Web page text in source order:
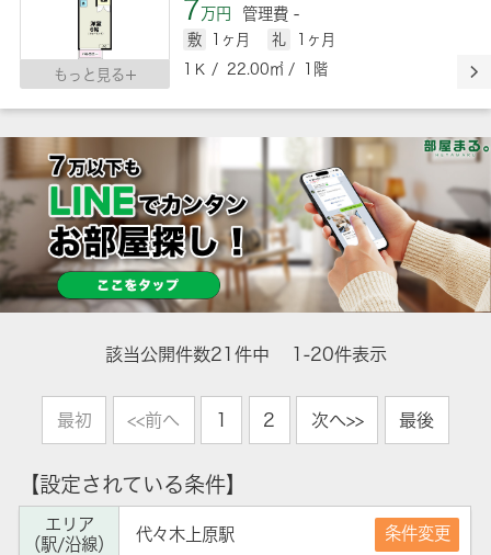
もっと見る
7万円 管理費 -
敷 1ヶ月 礼
1ヶ月
1Ｋ / 22.00㎡ / 1階
該当公開件数21 件中 1-20件表示
最初 <<前へ 1 2 次へ>> 最後
【設定されている条件】
エリア
（駅/沿線）
代々木上原駅 条件変更